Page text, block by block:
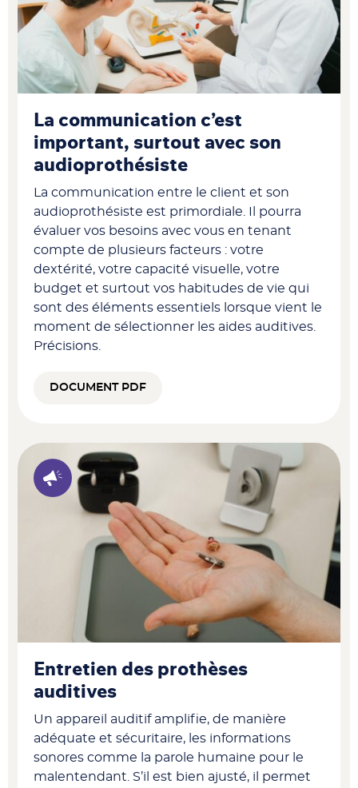
La communication c’est
important, surtout avec son
audioprothésiste
La communication entre le client et son
audioprothésiste est primordiale. Il pourra
évaluer vos besoins avec vous en tenant
compte de plusieurs facteurs : votre
dextérité, votre capacité visuelle, votre
budget et surtout vos habitudes de vie qui
sont des éléments essentiels lorsque vient le
moment de sélectionner les aides auditives.
Précisions.
DOCUMENT PDF
Entretien des prothèses
auditives
Un appareil auditif amplifie, de manière
adéquate et sécuritaire, les informations
sonores comme la parole humaine pour le
malentendant. S’il est bien ajusté, il permet